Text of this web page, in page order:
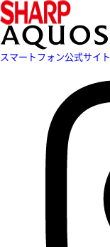
スマートフォン公式サイト